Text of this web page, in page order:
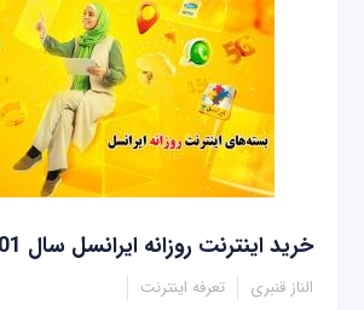
خرید اینترنت روزانه ایرانسل سال 1401 + قیمت
الناز قنبری تعرفه اینترنت